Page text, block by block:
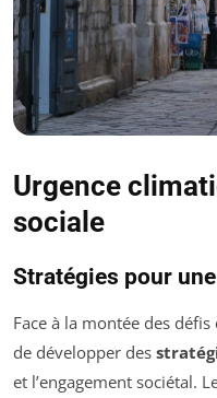
Urgence
sociale
Stratégies pour
Face à la montée des
de développer des
et l’engagement sociétal.